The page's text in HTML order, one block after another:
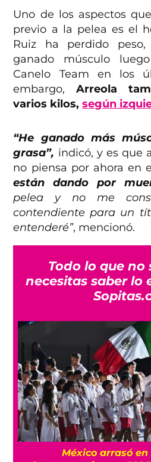
Uno de los aspectos
previo a la pelea es el
Ruiz ha perdido
ganado músculo
Canelo Team en los
embargo, Arreola
varios kilos,según
“He ganado más
grasa”, indicó, y es que
no piensa por ahora en
están dando por
pelea y no me
contendiente para un
entenderé”, mencionó.
Todo lo que no
necesitas saber lo
México arrasó en